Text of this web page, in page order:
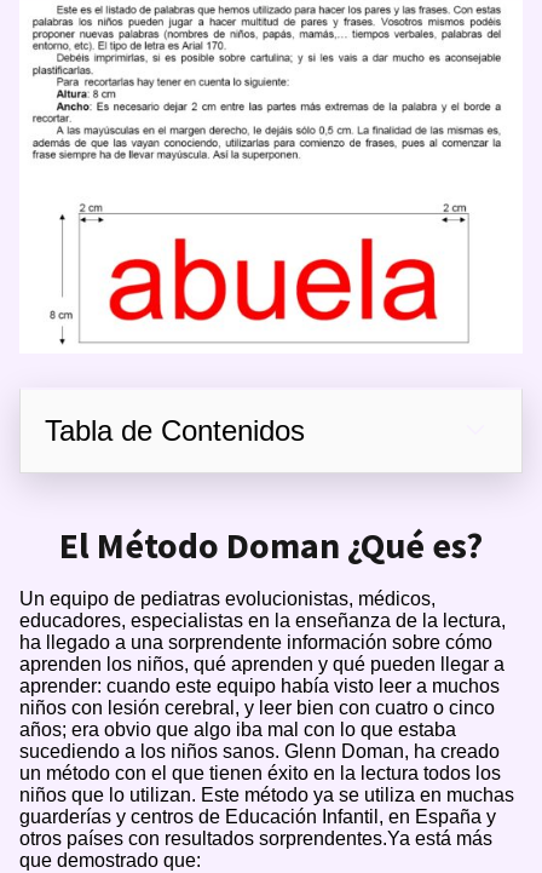
Tabla de Contenidos
El Método Doman ¿Qué es?
Un equipo de pediatras evolucionistas, médicos,
educadores, especialistas en la enseñanza de la lectura,
ha llegado a una sorprendente información sobre cómo
aprenden los niños, qué aprenden y qué pueden llegar a
aprender: cuando este equipo había visto leer a muchos
niños con lesión cerebral, y leer bien con cuatro o cinco
años; era obvio que algo iba mal con lo que estaba
sucediendo a los niños sanos. Glenn Doman, ha creado
un método con el que tienen éxito en la lectura todos los
niños que lo utilizan. Este método ya se utiliza en muchas
guarderías y centros de Educación Infantil, en España y
otros países con resultados sorprendentes.Ya está más
que demostrado que: